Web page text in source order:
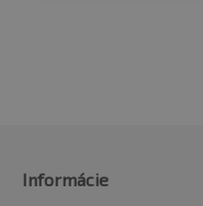
Informácie